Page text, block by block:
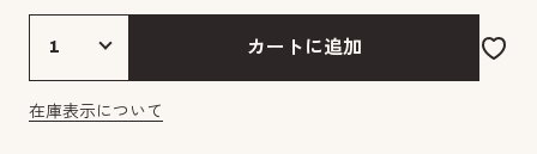
カートに追加
在庫表示について